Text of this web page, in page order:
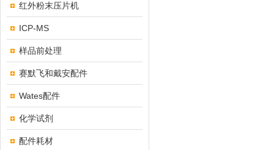
红外粉末压片机
ICP-MS
样品前处理
赛默飞和戴安配件
Wates配件
化学试剂
配件耗材